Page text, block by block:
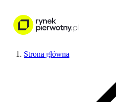
Strona główna